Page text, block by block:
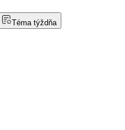
Téma týždňa